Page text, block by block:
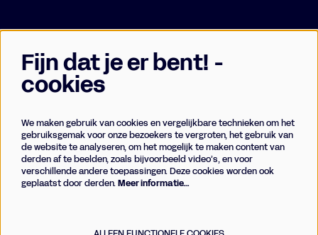
Businessclub
Vrienden
Techniek
Fijn dat je er bent! -
cookies
We maken gebruik van cookies en vergelijkbare technieken om het
gebruiksgemak voor onze bezoekers te vergroten, het gebruik van
de website te analyseren, om het mogelijk te maken content van
derden af te beelden, zoals bijvoorbeeld video’s, en voor
verschillende andere toepassingen. Deze cookies worden ook
geplaatst door derden.Meer informatie…